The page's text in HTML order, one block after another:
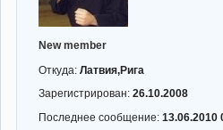
New member
Откуда: Латвия,Рига
Зарегистрирован: 26.10.2008
Последнее сообщение: 13.06.2010